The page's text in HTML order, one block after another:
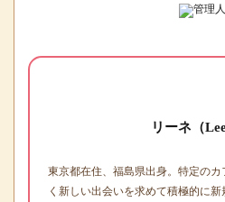
リーネ（
東京都在住、福島県出身。特定の
く新しい出会いを求めて積極的に